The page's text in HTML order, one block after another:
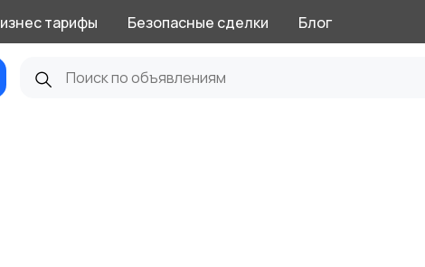
тарифы Безопасные сделки Блог